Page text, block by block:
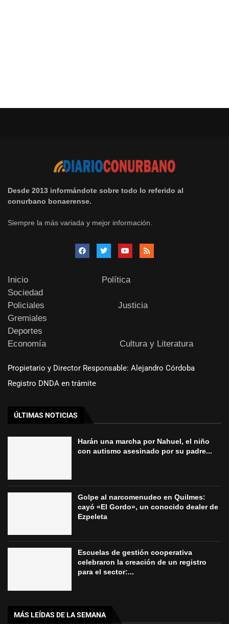
Desde 2013 informándote sobre todo lo referido al
conurbano bonaerense.
Siempre la más variada y mejor información.
Inicio
Política
Sociedad
Policiales
Justicia
Gremiales
Deportes
Economía
Cultura y Literatura
Propietario y Director Responsable: Alejandro Córdoba
Registro DNDA en trámite
ÚLTIMAS NOTICIAS
Harán una marcha por Nahuel, el niño
con autismo asesinado por su padre...
Golpe al narcomenudeo en Quilmes:
cayó «El Gordo», un conocido dealer de
Ezpeleta
Escuelas de gestión cooperativa
celebraron la creación de un registro
para el sector:...
MÁS LEÍDAS DE LA SEMANA